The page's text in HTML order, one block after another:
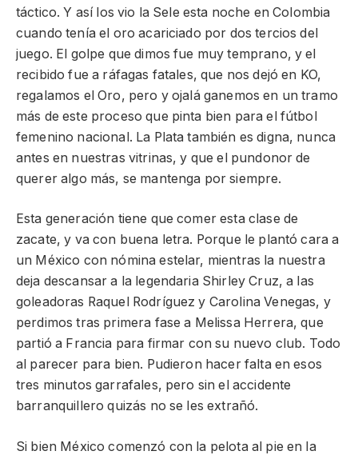
táctico. Y así los vio la Sele esta noche en Colombia
cuando tenía el oro acariciado por dos tercios del
juego. El golpe que dimos fue muy temprano, y el
recibido fue a ráfagas fatales, que nos dejó en KO,
regalamos el Oro, pero y ojalá ganemos en un tramo
más de este proceso que pinta bien para el fútbol
femenino nacional. La Plata también es digna, nunca
antes en nuestras vitrinas, y que el pundonor de
querer algo más, se mantenga por siempre.
Esta generación tiene que comer esta clase de
zacate, y va con buena letra. Porque le plantó cara a
un México con nómina estelar, mientras la nuestra
deja descansar a la legendaria Shirley Cruz, a las
goleadoras Raquel Rodríguez y Carolina Venegas, y
perdimos tras primera fase a Melissa Herrera, que
partió a Francia para firmar con su nuevo club. Todo
al parecer para bien. Pudieron hacer falta en esos
tres minutos garrafales, pero sin el accidente
barranquillero quizás no se les extrañó.
Si bien México comenzó con la pelota al pie en la